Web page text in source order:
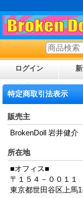
ログイン
特定商取引法表示
販売主
BrokenDoll 岩井健介
所在地
■オフィス■
〒１５４－００１１
東京都世田谷区上馬